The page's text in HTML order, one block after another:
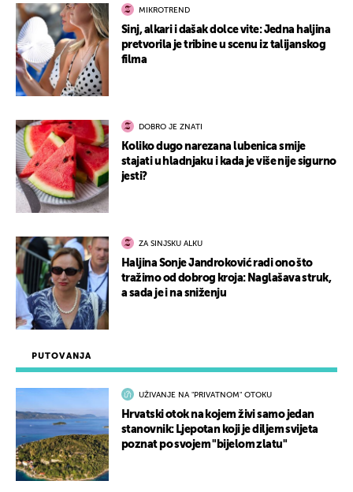
PUTOVANJA
UŽIVANJE NA "PRIVATNOM" OTOKU
Hrvatski otok na kojem živi samo jedan
stanovnik: Ljepotan koji je diljem svijeta
poznat po svojem "bijelom zlatu"
MIKROTREND
Sinj, alkari i dašak dolce vite: Jedna haljina
pretvorila je tribine u scenu iz talijanskog
filma
DOBRO JE ZNATI
Koliko dugo narezana lubenica smije
stajati u hladnjaku i kada je više nije sigurno
jesti?
ZA SINJSKU ALKU
Haljina Sonje Jandroković radi ono što
tražimo od dobrog kroja: Naglašava struk,
a sada je i na sniženju